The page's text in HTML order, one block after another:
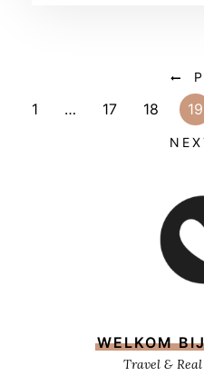
1 … 17 18 19
WELKOM
Travel &